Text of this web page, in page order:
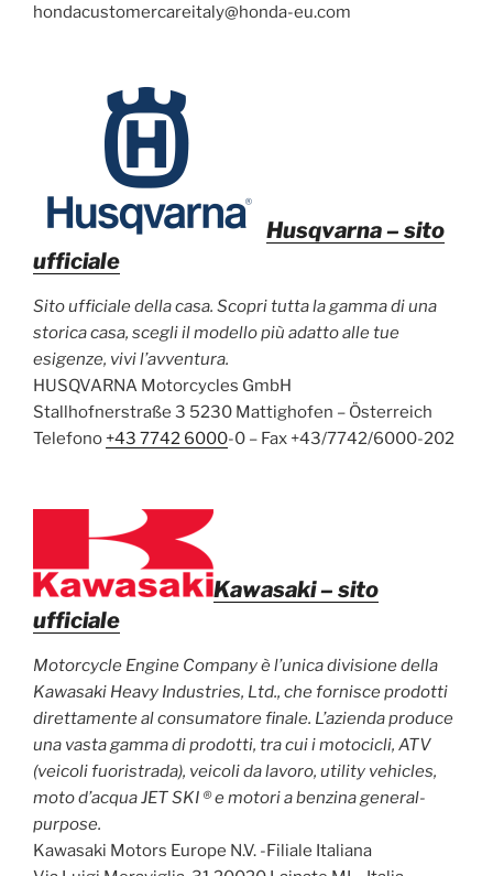
hondacustomercareitaly@honda-eu.com
Husqvarna– sito
ufficiale
Sito ufficiale della casa. Scopri tutta la gamma di una
storica casa, scegli il modello più adatto alle tue
esigenze, vivi l’avventura.
HUSQVARNA Motorcycles GmbH
Stallhofnerstraße 3 5230 Mattighofen – Österreich
Telefono +43 7742 6000-0 – Fax +43/7742/6000-202
Kawasaki– sito
ufficiale
Motorcycle Engine Company è l’unica divisione della
Kawasaki Heavy Industries, Ltd., che fornisce prodotti
direttamente al consumatore finale. L’azienda produce
una vasta gamma di prodotti, tra cui i motocicli, ATV
(veicoli fuoristrada), veicoli da lavoro, utility vehicles,
moto d’acqua JET SKI ® e motori a benzina general-
purpose.
Kawasaki Motors Europe N.V. -Filiale Italiana